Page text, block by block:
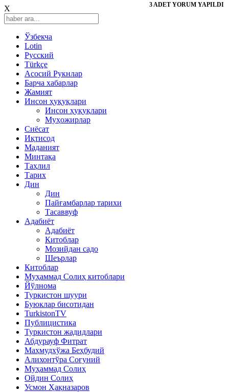
X
Ўзбекча
Lotin
Русский
Türkçe
Асосий Рукнлар
Барча хабарлар
Жамият
Инсон ҳуқуқлари
Инсон ҳуқуқлари
Муҳожирлар
Сиёсат
Иқтисод
Mаданият
Минтақа
Таҳлил
Тарих
Дин
Дин
Пайғамбарлар тарихи
Тасаввуф
Адабиёт
Адабиёт
Китоблар
Мозийдан садо
Шеърлар
Китоблар
Муҳаммад Солиҳ китоблари
Йўлнома
Туркистон шуури
Буюклар бисотидан
TurkistonTV
Публицистика
Туркистон жадидлари
Абдурауф Фитрат
Маҳмудхўжа Беҳбудий
Алихонтўра Соғуний
Муҳаммад Солиҳ
Ойдин Солиҳ
Усмон Ҳақназаров
3 ADET YORUM YAPILDI